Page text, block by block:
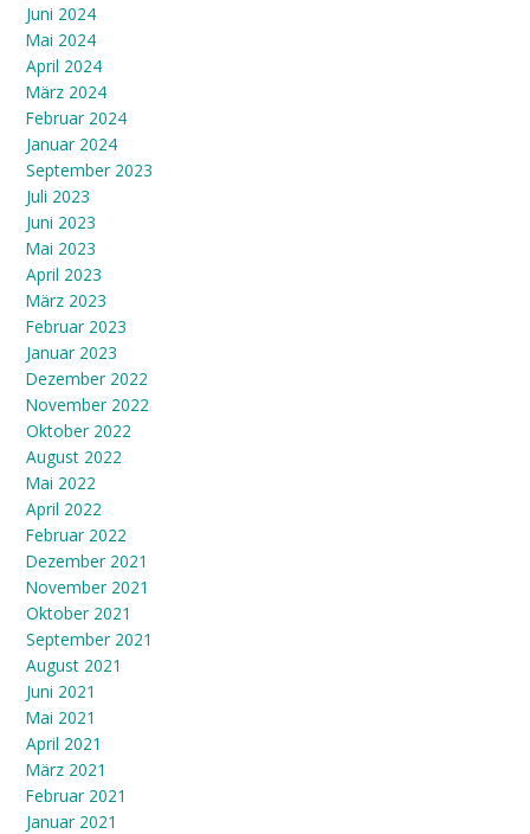
Juni 2024
Mai 2024
April 2024
März 2024
Februar 2024
Januar 2024
September 2023
Juli 2023
Juni 2023
Mai 2023
April 2023
März 2023
Februar 2023
Januar 2023
Dezember 2022
November 2022
Oktober 2022
August 2022
Mai 2022
April 2022
Februar 2022
Dezember 2021
November 2021
Oktober 2021
September 2021
August 2021
Juni 2021
Mai 2021
April 2021
März 2021
Februar 2021
Januar 2021